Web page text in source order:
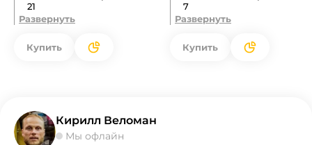
21
Развернуть
Купить
7
Развернуть
Купить
Кирилл Веломан
Мы офлайн